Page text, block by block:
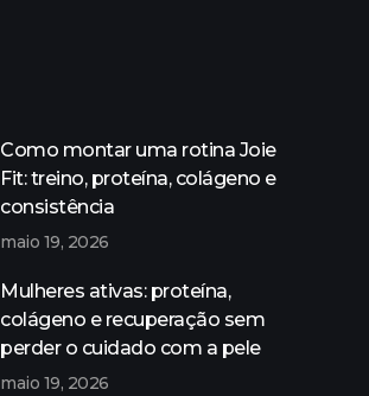
Como montar uma rotina Joie
Fit: treino, proteína, colágeno e
consistência
maio 19, 2026
Mulheres ativas: proteína,
colágeno e recuperação sem
perder o cuidado com a pele
maio 19, 2026